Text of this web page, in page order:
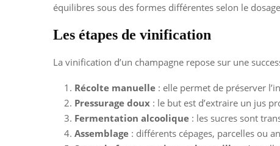
équilibres sous des formes différentes selon le
Les étapes de vinification
La vinification d’un champagne repose sur une
Récolte manuelle : elle permet de préserver
Pressurage doux : le but est d’extraire un jus
Fermentation alcoolique : les sucres sont
Assemblage : différents cépages, parcelles ou